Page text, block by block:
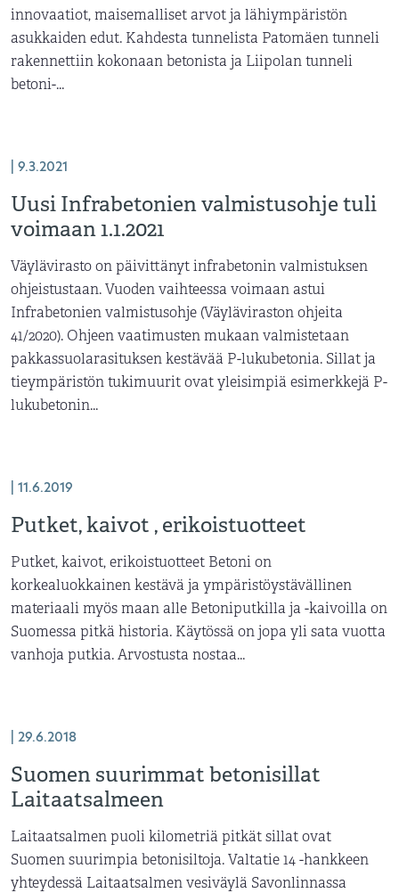
innovaatiot, maisemalliset arvot ja lähiympäristön
asukkaiden edut. Kahdesta tunnelista Patomäen tunneli
rakennettiin kokonaan betonista ja Liipolan tunneli
betoni-...
| 9.3.2021
Uusi Infrabetonien valmistusohje tuli
voimaan 1.1.2021
Väylävirasto on päivittänyt infrabetonin valmistuksen
ohjeistustaan. Vuoden vaihteessa voimaan astui
Infrabetonien valmistusohje (Väyläviraston ohjeita
41/2020). Ohjeen vaatimusten mukaan valmistetaan
pakkassuolarasituksen kestävää P-lukubetonia. Sillat ja
tieympäristön tukimuurit ovat yleisimpiä esimerkkejä P-
lukubetonin...
| 11.6.2019
Putket, kaivot , erikoistuotteet
Putket, kaivot, erikoistuotteet Betoni on
korkealuokkainen kestävä ja ympäristöystävällinen
materiaali myös maan alle Betoniputkilla ja -kaivoilla on
Suomessa pitkä historia. Käytössä on jopa yli sata vuotta
vanhoja putkia. Arvostusta nostaa...
| 29.6.2018
Suomen suurimmat betonisillat
Laitaatsalmeen
Laitaatsalmen puoli kilometriä pitkät sillat ovat
Suomen suurimpia betonisiltoja. Valtatie 14 -hankkeen
yhteydessä Laitaatsalmen vesiväylä Savonlinnassa